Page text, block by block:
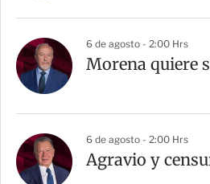
6 de agosto - 2:00 Hrs
Morena quiere
6 de agosto - 2:00 Hrs
Agravio y